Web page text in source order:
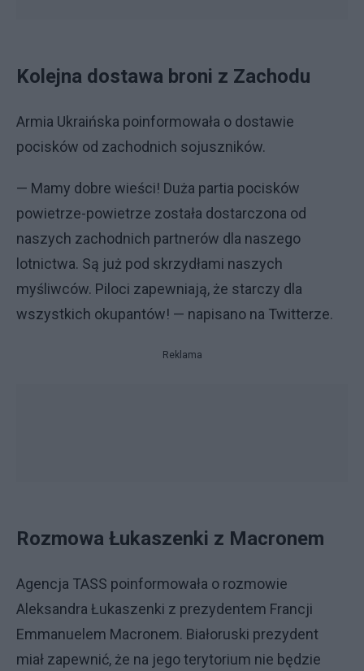
Kolejna dostawa broni z Zachodu
Armia Ukraińska poinformowała o dostawie
pocisków od zachodnich sojuszników.
— Mamy dobre wieści! Duża partia pocisków
powietrze-powietrze została dostarczona od
naszych zachodnich partnerów dla naszego
lotnictwa. Są już pod skrzydłami naszych
myśliwców. Piloci zapewniają, że starczy dla
wszystkich okupantów! — napisano na Twitterze.
Reklama
Rozmowa Łukaszenki z Macronem
Agencja TASS poinformowała o rozmowie
Aleksandra Łukaszenki z prezydentem Francji
Emmanuelem Macronem. Białoruski prezydent
miał zapewnić, że na jego terytorium nie będzie